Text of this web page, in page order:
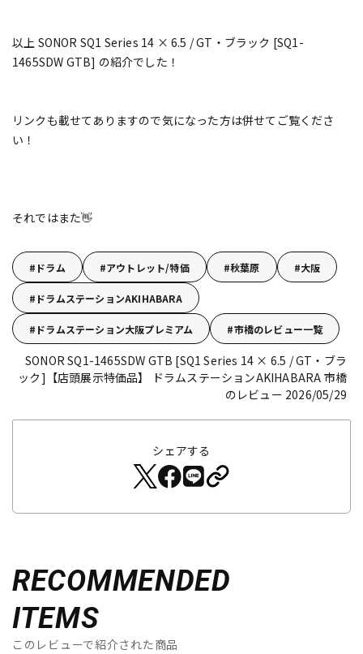
以上 SONOR SQ1 Series 14 × 6.5 / GT・ブラック [SQ1-
1465SDW GTB] の紹介でした！
リンクも載せてありますので気になった方は併せてご覧くださ
い！
それではまた👋
ドラム アウトレット/特価 秋葉原 大阪
ドラムステーションAKIHABARA
ドラムステーション大阪プレミアム 市橋のレビュー一覧
SONOR SQ1-1465SDW GTB [SQ1 Series 14 × 6.5 / GT・ブラ
ック]【店頭展示特価品】
ドラムステーションAKIHABARA 市橋
のレビュー 2026/05/29
シェアする
RECOMMENDED
ITEMS
このレビューで紹介された商品